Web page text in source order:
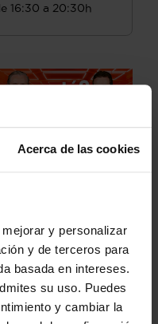
Acerca de las cookies
y personalizar
y de terceros para
basada en intereses.
su uso. Puedes
y cambiar la
16:30 a 20:30h